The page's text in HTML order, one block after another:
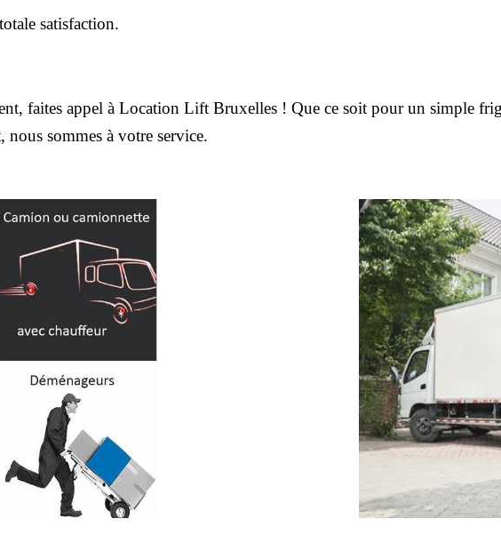
satisfaction.
faites appel à Location Lift Bruxelles ! Que ce soit pour un simple
nous sommes à votre service.